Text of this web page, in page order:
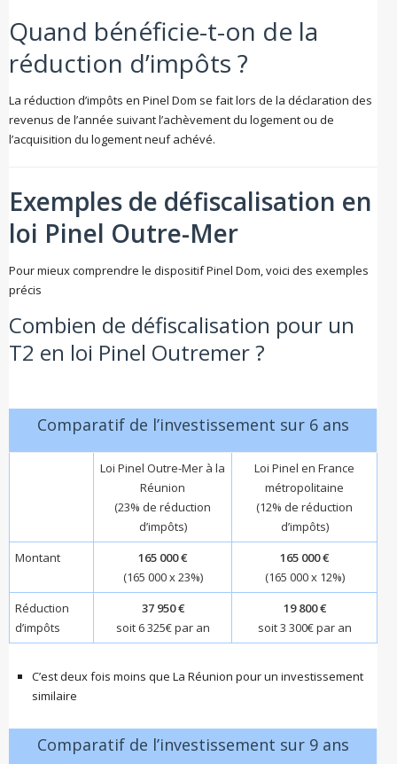
Quand bénéficie-t-on de la
réduction d’impôts ?
La réduction d’impôts en Pinel Dom se fait lors de la déclaration des
revenus de l’année suivant l’achèvement du logement ou de
l’acquisition du logement neuf achévé.
Exemples de défiscalisation en
loi Pinel Outre-Mer
Pour mieux comprendre le dispositif Pinel Dom, voici des exemples
précis
Combien de défiscalisation pour un
T2 en loi Pinel Outremer ?
Comparatif de l’investissement sur 6 ans
Loi Pinel Outre-Mer à la
Réunion
(23% de réduction
d’impôts)
Loi Pinel en France
métropolitaine
(12% de réduction
d’impôts)
Montant
165 000 €
(165 000 x 23%)
165 000 €
(165 000 x 12%)
Réduction
d’impôts
37 950 €
soit 6 325€ par an
19 800 €
soit 3 300€ par an
C’est deux fois moins que La Réunion pour un investissement
similaire
Comparatif de l’investissement sur 9 ans